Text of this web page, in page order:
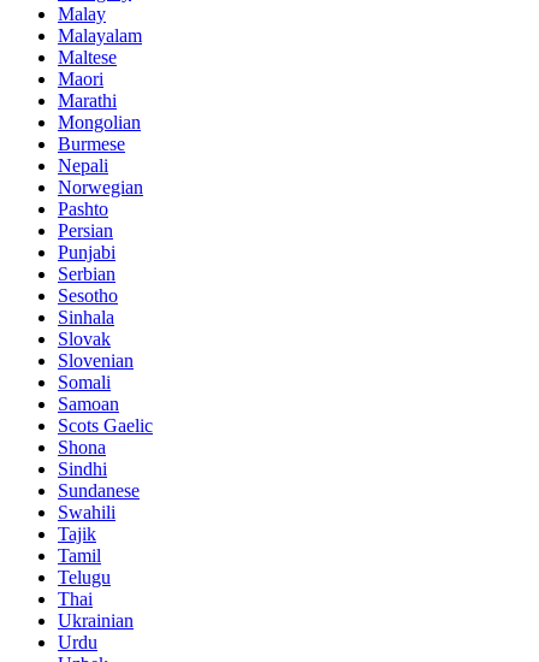
Malay
Malayalam
Maltese
Maori
Marathi
Mongolian
Burmese
Nepali
Norwegian
Pashto
Persian
Punjabi
Serbian
Sesotho
Sinhala
Slovak
Slovenian
Somali
Samoan
Scots Gaelic
Shona
Sindhi
Sundanese
Swahili
Tajik
Tamil
Telugu
Thai
Ukrainian
Urdu